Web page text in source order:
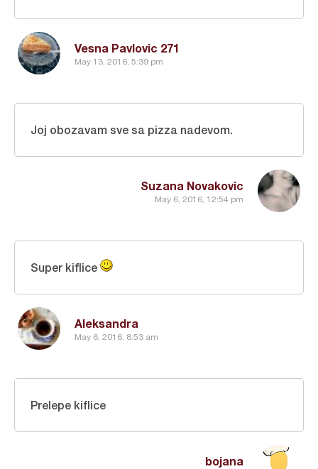
Vesna Pavlovic 271
May 13, 2016, 5:39 pm
Suzana Novakovic
May 6, 2016, 12:54 pm
Joj obozavam sve sa pizza nadevom.
Aleksandra
May 6, 2016, 8:53 am
Super kiflice
bojana
Prelepe kiflice